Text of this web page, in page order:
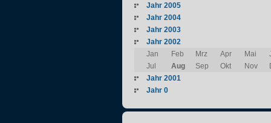
Jahr 2005
Jahr 2004
Jahr 2003
Jahr 2002
Jan
Feb Mrz Apr Mai
Jul
Aug Sep Okt Nov
Jahr 2001
Jahr 0